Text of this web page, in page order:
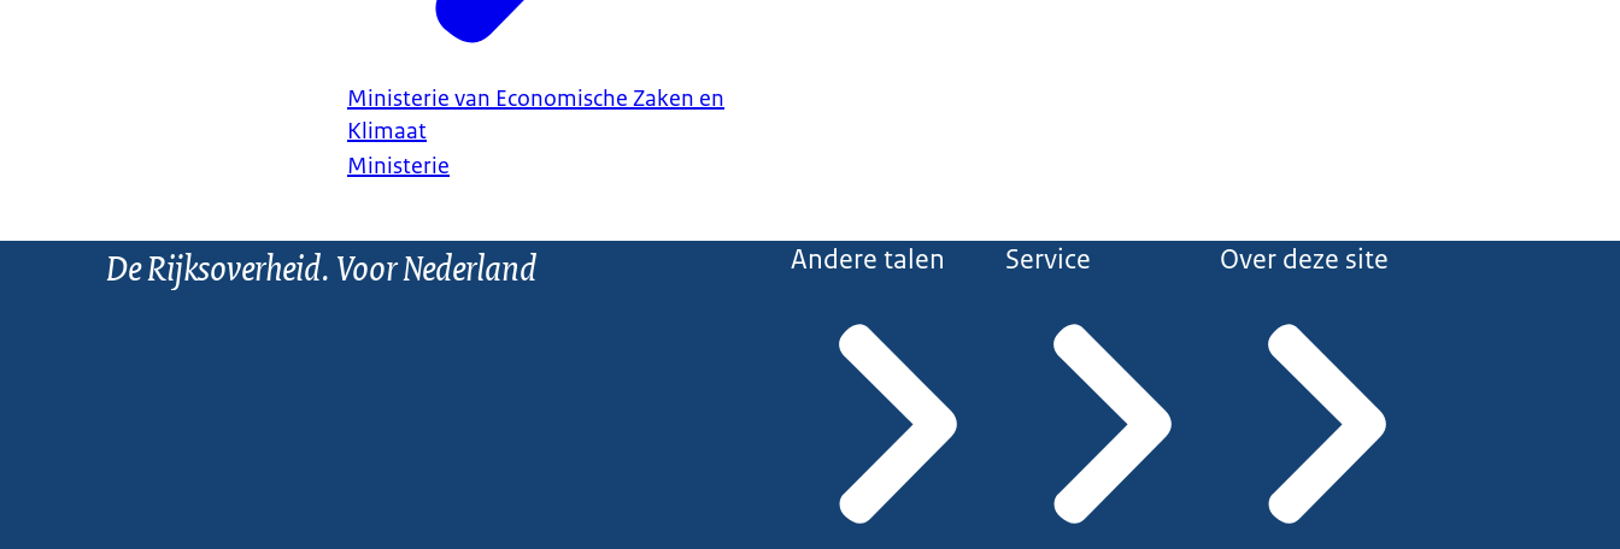
Ministerie van Economische Zaken en
Klimaat
Ministerie
De Rijksoverheid. Voor Nederland Andere talen Service Over deze site